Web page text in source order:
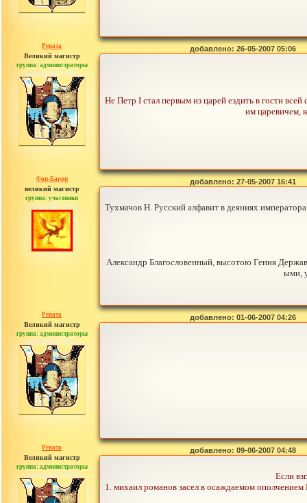
Рената
Великий магистр
группа: администраторы
сообщений: 30442
добавлено: 26-05-2007 05:06
Не Петр I стал первым из царей ездить в гости
им царевичем,
Фон-Барон
великий магистр
группа: участники
сообщений: 3391
добавлено: 27-05-2007 16:41
Тухмачов Н. Русский алфавит в деяниях
Александр Благословенный, высотою Гения
ыми,
Рената
Великий магистр
группа: администраторы
сообщений: 30442
добавлено: 01-06-2007 04:26
Рената
Великий магистр
группа: администраторы
сообщений: 30442
добавлено: 09-06-2007 04:48
Если
1. михаил романов засел в осаждаемом